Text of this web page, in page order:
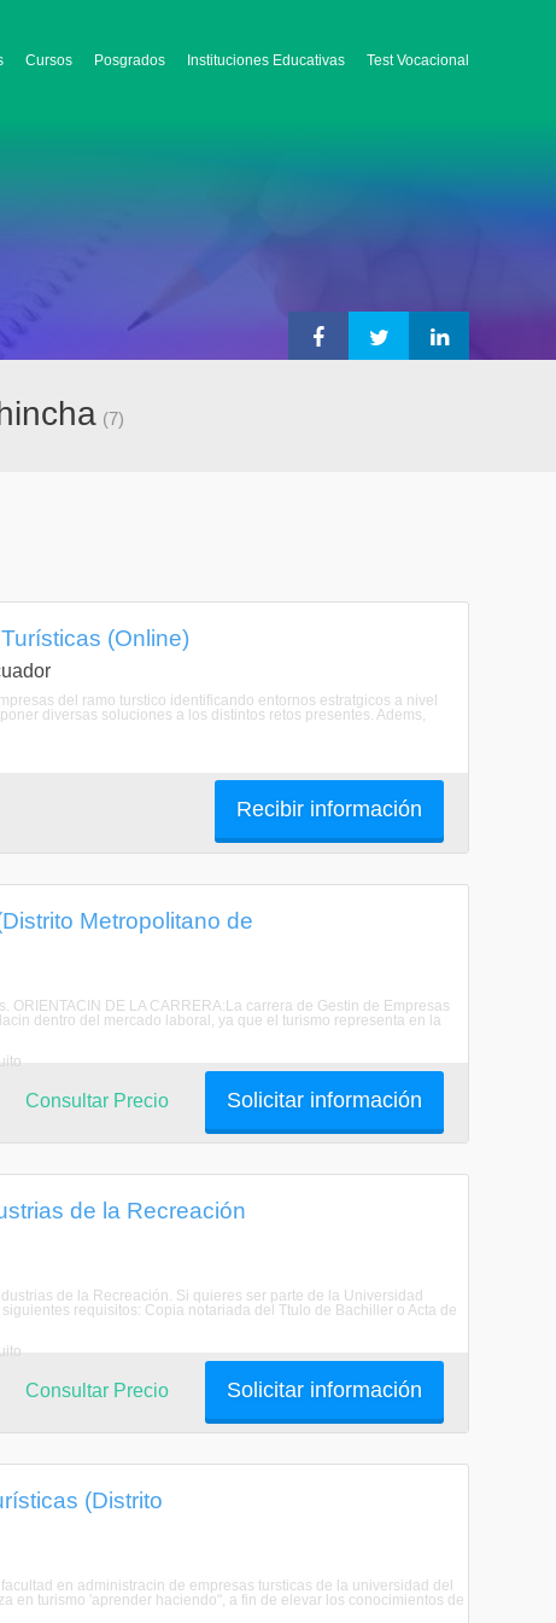
Cursos Posgrados Instituciones Educativas Test Vocacional
(7)
(Online)
del ramo turstico identificando entornos estratgicos a nivel
diversas soluciones a los distintos retos presentes. Adems,
Recibir información
Metropolitano de
DE LA CARRERA:La carrera de Gestin de Empresas
dentro del mercado laboral, ya que el turismo representa en la
Solicitar información
Consultar Precio
de la Recreación
de la Recreación. Si quieres ser parte de la Universidad
requisitos: Copia notariada del Ttulo de Bachiller o Acta de
Solicitar información
Consultar Precio
(Distrito
en administracin de empresas tursticas de la universidad del
en turismo 'aprender haciendo", a fin de elevar los conocimientos de